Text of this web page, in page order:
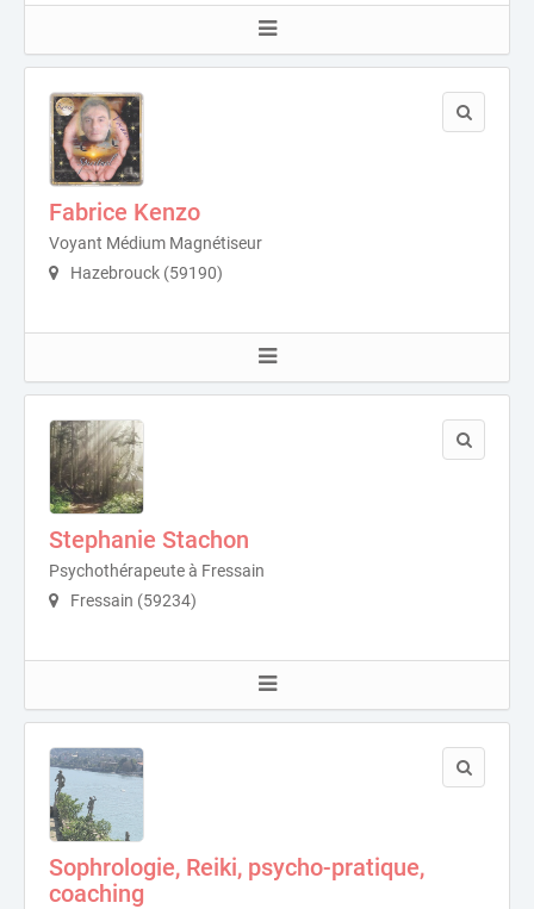
Fabrice Kenzo
Voyant Médium Magnétiseur
Hazebrouck (59190)
Stephanie Stachon
Psychothérapeute à Fressain
Fressain (59234)
Sophrologie, Reiki, psycho-pratique,
coaching